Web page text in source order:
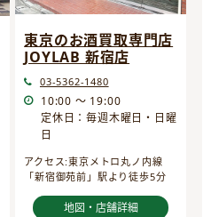
東京のお酒買取専門店
JOYLAB 新宿店
03-5362-1480
10:00 ～ 19:00
定休日：毎週木曜日・日曜
日
アクセス:東京メトロ丸ノ内線
「新宿御苑前」駅より徒歩5分
地図・店舗詳細